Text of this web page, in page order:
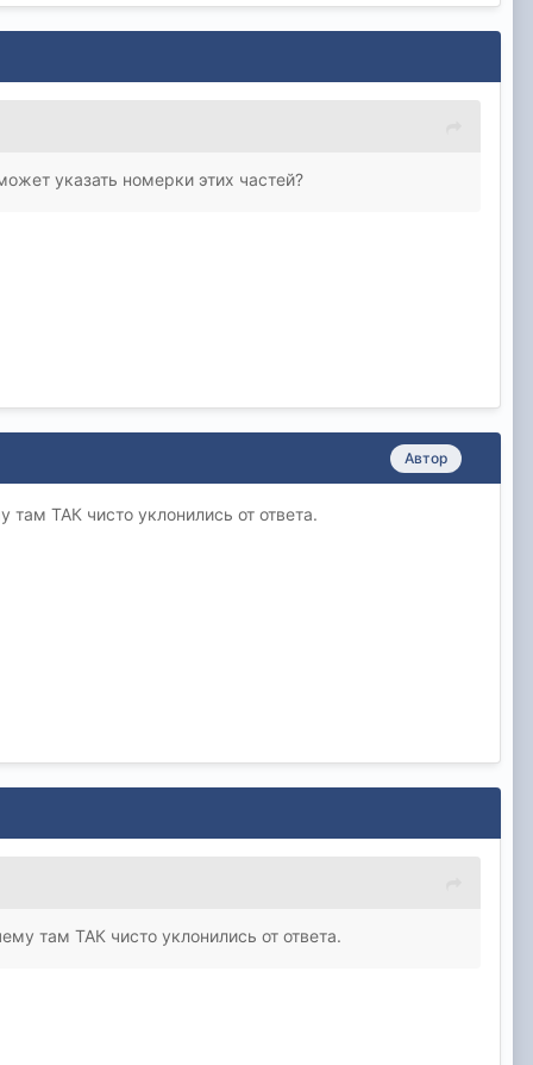
указать номерки этих частей?
Автор
ТАК чисто уклонились от ответа.
там ТАК чисто уклонились от ответа.